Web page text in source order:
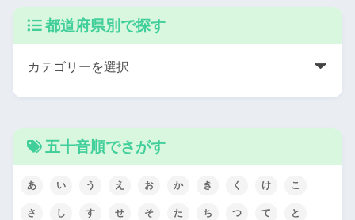
都道府県別で探す
五十音順でさがす
あ い う え お か き く け こ
さ し す せ そ た ち つ て と